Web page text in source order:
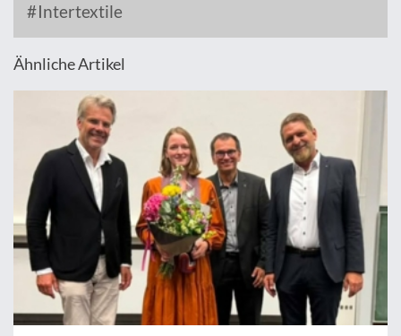
Intertextile
Ähnliche Artikel